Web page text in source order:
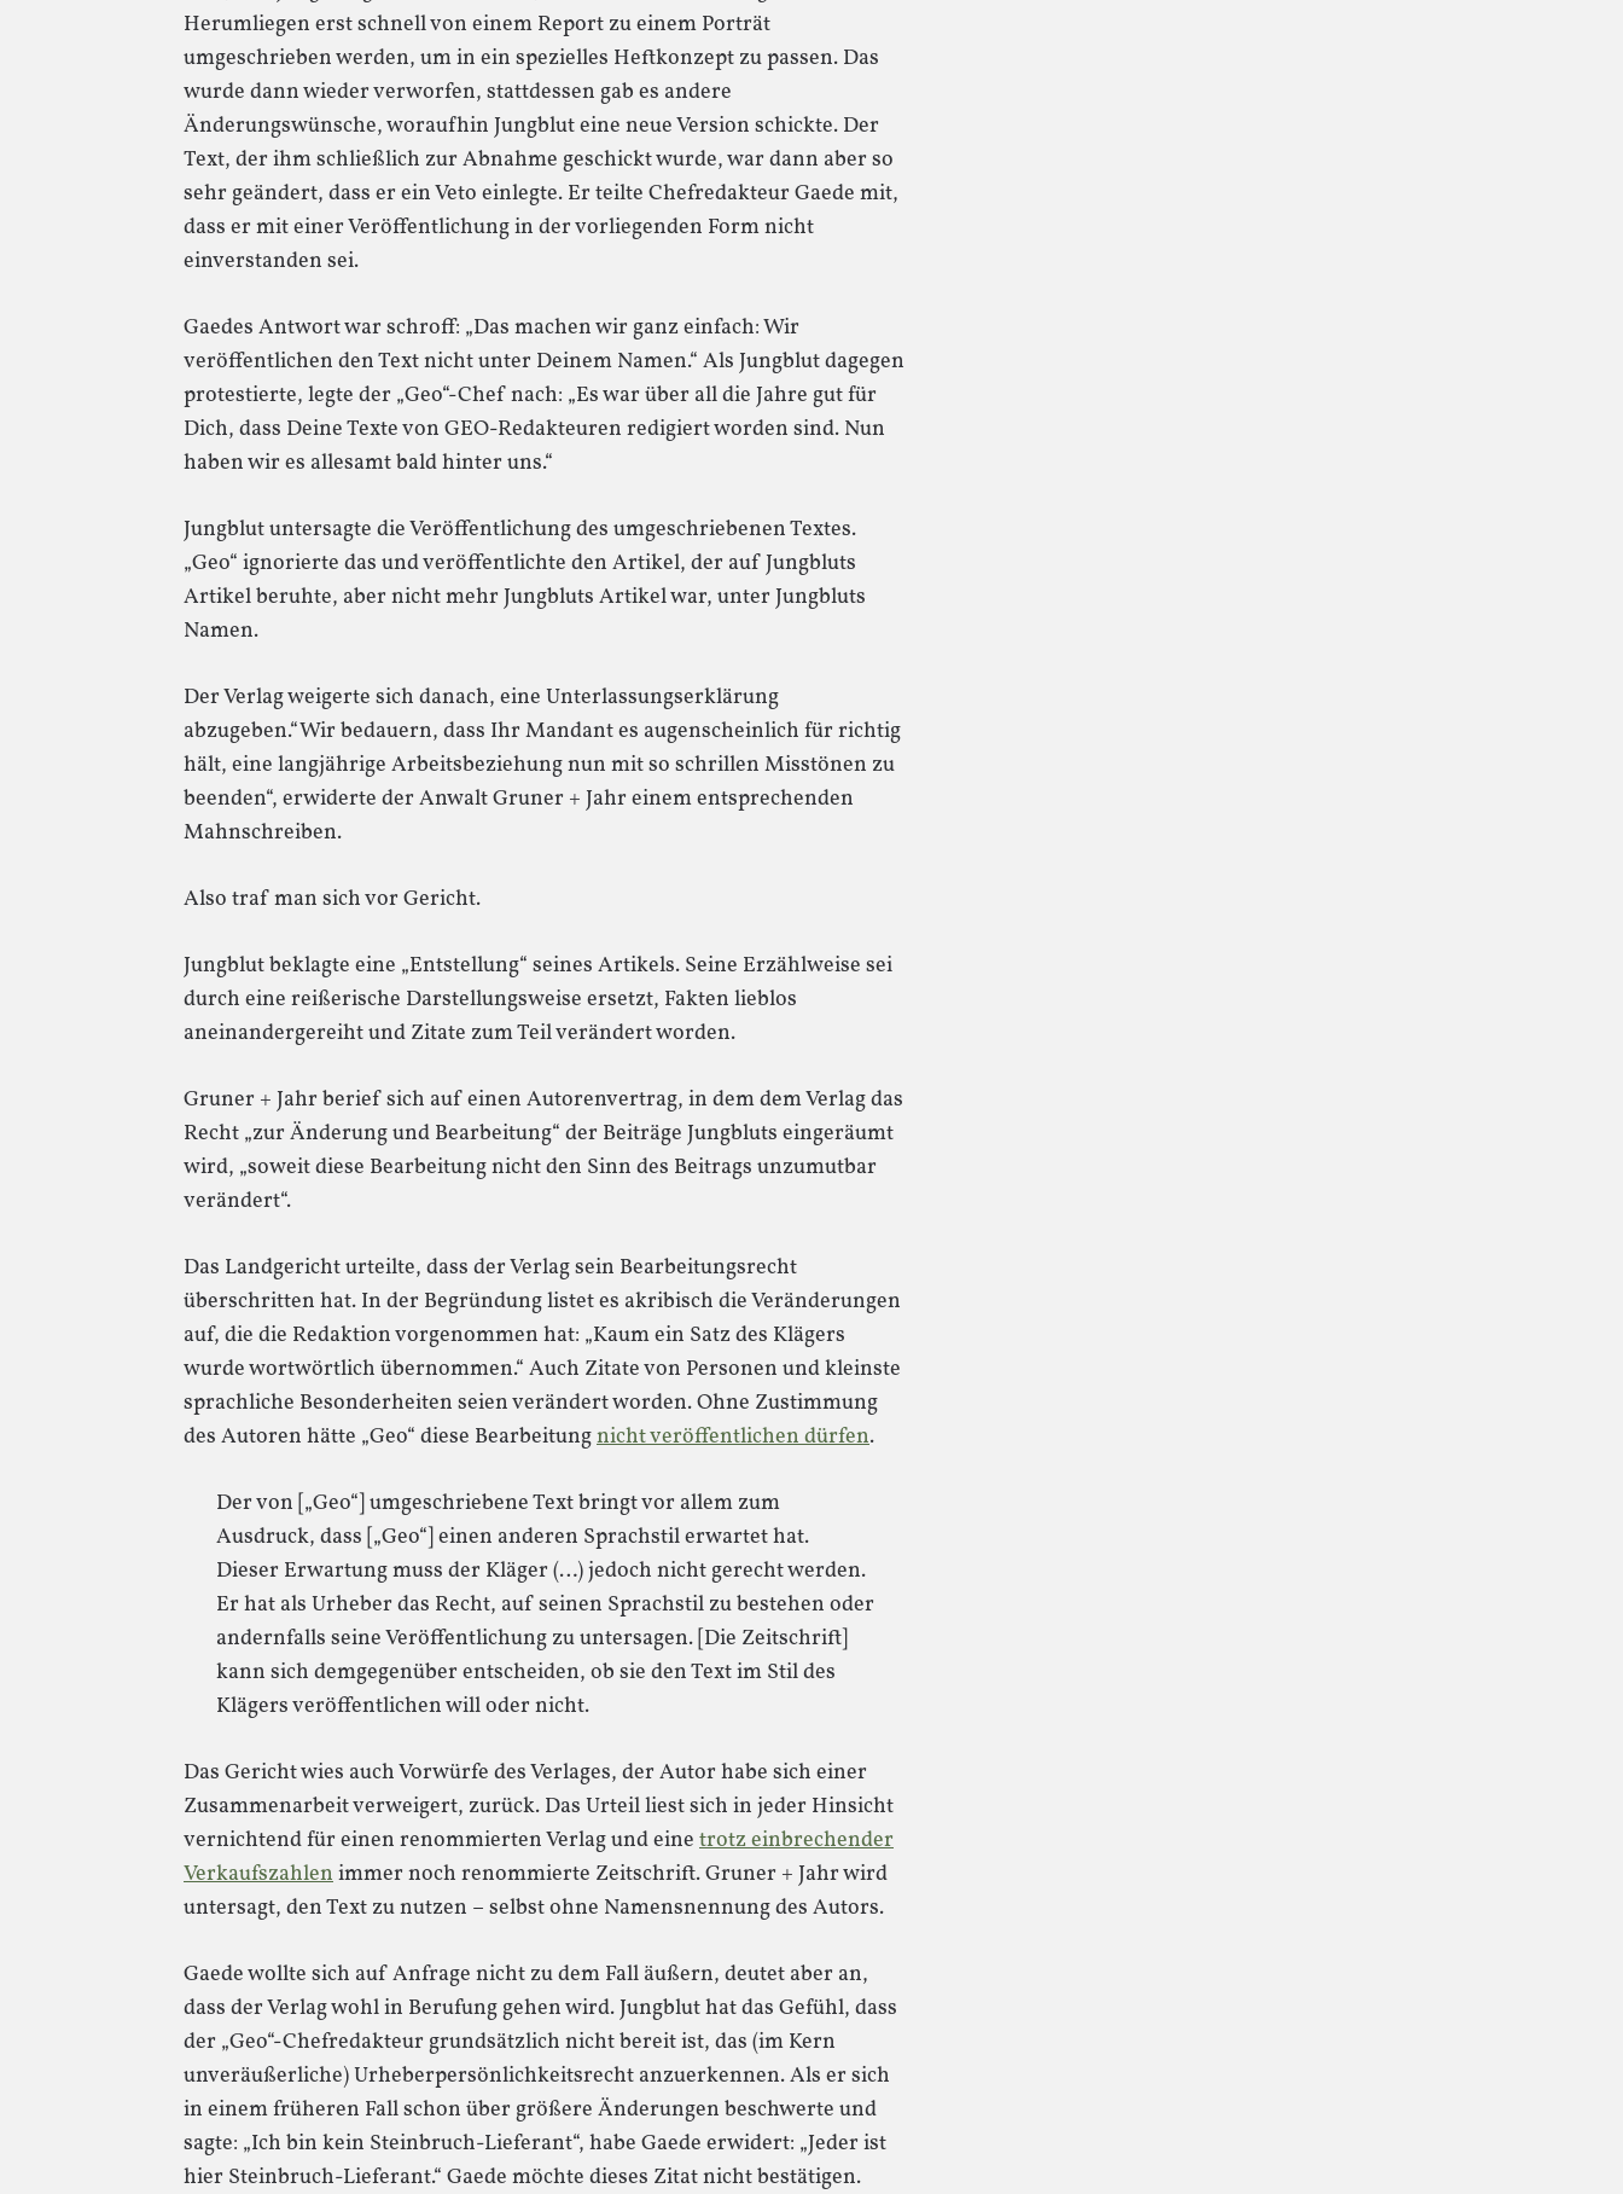
Herumliegen erst schnell von einem Report zu einem Porträt
umgeschrieben werden, um in ein spezielles Heftkonzept zu passen. Das
wurde dann wieder verworfen, stattdessen gab es andere
Änderungswünsche, woraufhin Jungblut eine neue Version schickte. Der
Text, der ihm schließlich zur Abnahme geschickt wurde, war dann aber so
sehr geändert, dass er ein Veto einlegte. Er teilte Chefredakteur Gaede mit,
dass er mit einer Veröffentlichung in der vorliegenden Form nicht
einverstanden sei.
Gaedes Antwort war schroff: „Das machen wir ganz einfach: Wir
veröffentlichen den Text nicht unter Deinem Namen.“ Als Jungblut dagegen
protestierte, legte der „Geo“-Chef nach: „Es war über all die Jahre gut für
Dich, dass Deine Texte von GEO-Redakteuren redigiert worden sind. Nun
haben wir es allesamt bald hinter uns.“
Jungblut untersagte die Veröffentlichung des umgeschriebenen Textes.
„Geo“ ignorierte das und veröffentlichte den Artikel, der auf Jungbluts
Artikel beruhte, aber nicht mehr Jungbluts Artikel war, unter Jungbluts
Namen.
Der Verlag weigerte sich danach, eine Unterlassungserklärung
abzugeben.“Wir bedauern, dass Ihr Mandant es augenscheinlich für richtig
hält, eine langjährige Arbeitsbeziehung nun mit so schrillen Misstönen zu
beenden“, erwiderte der Anwalt Gruner + Jahr einem entsprechenden
Mahnschreiben.
Also traf man sich vor Gericht.
Jungblut beklagte eine „Entstellung“ seines Artikels. Seine Erzählweise sei
durch eine reißerische Darstellungsweise ersetzt, Fakten lieblos
aneinandergereiht und Zitate zum Teil verändert worden.
Gruner + Jahr berief sich auf einen Autorenvertrag, in dem dem Verlag das
Recht „zur Änderung und Bearbeitung“ der Beiträge Jungbluts eingeräumt
wird, „soweit diese Bearbeitung nicht den Sinn des Beitrags unzumutbar
verändert“.
Das Landgericht urteilte, dass der Verlag sein Bearbeitungsrecht
überschritten hat. In der Begründung listet es akribisch die Veränderungen
auf, die die Redaktion vorgenommen hat: „Kaum ein Satz des Klägers
wurde wortwörtlich übernommen.“ Auch Zitate von Personen und kleinste
sprachliche Besonderheiten seien verändert worden. Ohne Zustimmung
des Autoren hätte „Geo“ diese Bearbeitungnicht veröffentlichen dürfen.
Der von [„Geo“] umgeschriebene Text bringt vor allem zum
Ausdruck, dass [„Geo“] einen anderen Sprachstil erwartet hat.
Dieser Erwartung muss der Kläger (…) jedoch nicht gerecht werden.
Er hat als Urheber das Recht, auf seinen Sprachstil zu bestehen oder
andernfalls seine Veröffentlichung zu untersagen. [Die Zeitschrift]
kann sich demgegenüber entscheiden, ob sie den Text im Stil des
Klägers veröffentlichen will oder nicht.
Das Gericht wies auch Vorwürfe des Verlages, der Autor habe sich einer
Zusammenarbeit verweigert, zurück. Das Urteil liest sich in jeder Hinsicht
vernichtend für einen renommierten Verlag und eine trotz einbrechender
Verkaufszahlenimmer noch renommierte Zeitschrift. Gruner + Jahr wird
untersagt, den Text zu nutzen – selbst ohne Namensnennung des Autors.
Gaede wollte sich auf Anfrage nicht zu dem Fall äußern, deutet aber an,
dass der Verlag wohl in Berufung gehen wird. Jungblut hat das Gefühl, dass
der „Geo“-Chefredakteur grundsätzlich nicht bereit ist, das (im Kern
unveräußerliche) Urheberpersönlichkeitsrecht anzuerkennen. Als er sich
in einem früheren Fall schon über größere Änderungen beschwerte und
sagte: „Ich bin kein Steinbruch-Lieferant“, habe Gaede erwidert: „Jeder ist
hier Steinbruch-Lieferant.“ Gaede möchte dieses Zitat nicht bestätigen.